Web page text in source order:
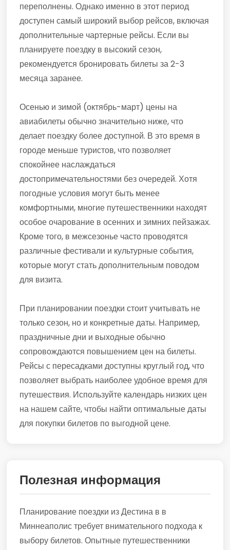
переполнены. Однако именно в этот период
доступен самый широкий выбор рейсов, включая
дополнительные чартерные рейсы. Если вы
планируете поездку в высокий сезон,
рекомендуется бронировать билеты за 2-3
месяца заранее.
Осенью и зимой (октябрь-март) цены на
авиабилеты обычно значительно ниже, что
делает поездку более доступной. В это время в
городе меньше туристов, что позволяет
спокойнее наслаждаться
достопримечательностями без очередей. Хотя
погодные условия могут быть менее
комфортными, многие путешественники находят
особое очарование в осенних и зимних пейзажах.
Кроме того, в межсезонье часто проводятся
различные фестивали и культурные события,
которые могут стать дополнительным поводом
для визита.
При планировании поездки стоит учитывать не
только сезон, но и конкретные даты. Например,
праздничные дни и выходные обычно
сопровождаются повышением цен на билеты.
Рейсы с пересадками доступны круглый год, что
позволяет выбрать наиболее удобное время для
путешествия. Используйте календарь низких цен
на нашем сайте, чтобы найти оптимальные даты
для покупки билетов по выгодной цене.
Полезная информация
Планирование поездки из Дестина в в
Миннеаполис требует внимательного подхода к
выбору билетов. Опытные путешественники